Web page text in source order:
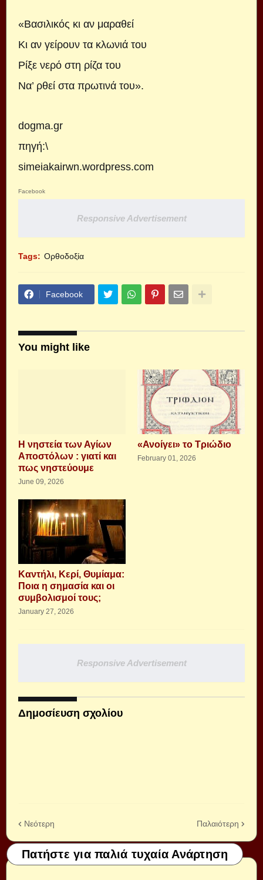
«Βασιλικός κι αν μαραθεί
Κι αν γείρουν τα κλωνιά του
Ρίξε νερό στη ρίζα του
Να’ ρθεί στα πρωτινά του».
dogma.gr
πηγή:\
simeiakairwn.wordpress.com
Facebook
Responsive Advertisement
Tags: Ορθοδοξία
Facebook
You might like
Η νηστεία των Αγίων
Αποστόλων : γιατί και
πως νηστεύουμε
June 09, 2026
«Ανοίγει» το Τριώδιο
February 01, 2026
Καντήλι, Κερί, Θυμίαμα:
Ποια η σημασία και οι
συμβολισμοί τους;
January 27, 2026
Responsive Advertisement
Δημοσίευση σχολίου
Νεότερη Παλαιότερη
Πατήστε για παλιά τυχαία Ανάρτηση